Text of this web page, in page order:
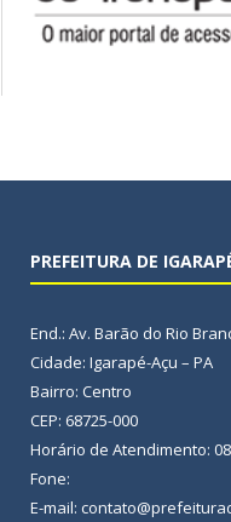
PREFEITURA DE
End.: Av. Barão do Rio
Cidade: Igarapé-Açu – PA
Bairro: Centro
CEP: 68725-000
Horário de Atendimento:
Fone:
E-mail: